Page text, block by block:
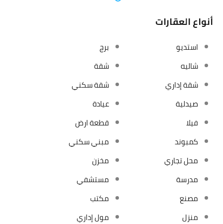
أنواع العقارات
استديو
برج
شاليه
شقة
شقة إداري
شقة سكني
صيدلية
عيادة
فيلا
قطعة ارض
كمبوند
مبني سكني
محل تجاري
مخزن
مدرسة
مستشفي
مصنع
مكتب
منزل
مول إداري